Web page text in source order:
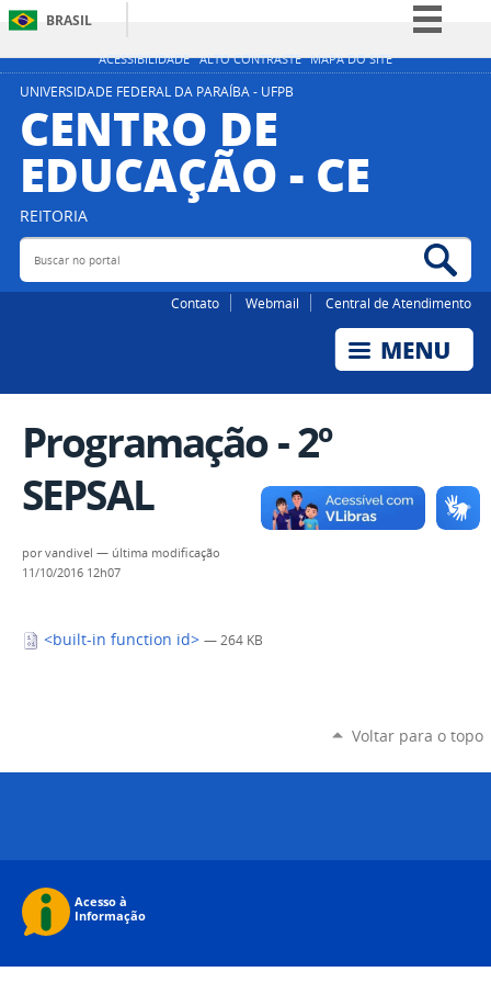
ACESSIBILIDADE ALTO CONTRASTE MAPA DO SITE
BRASIL
Simplifique!
Acesso à informação
Legislação
UNIVERSIDADE FEDERAL DA PARAÍBA - UFPB
CENTRO DE
EDUCAÇÃO - CE
REITORIA
Buscar no portal
Contato Webmail Central de Atendimento
Programação - 2º
SEPSAL
porvandivel — última modificação
11/10/2016 12h07
<built-in function id> — 264 KB
Voltar para o topo